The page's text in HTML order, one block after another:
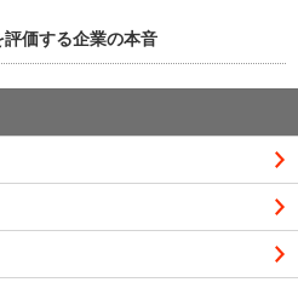
価する企業の本音